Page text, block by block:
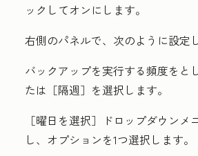
ックしてオンにします。
右側のパネルで、次のように設定
バックアップを実行する頻度をと
たは［隔週］を選択します。
［曜日を選択］ドロップダウンメ
し、 オプションを1つ選択します。